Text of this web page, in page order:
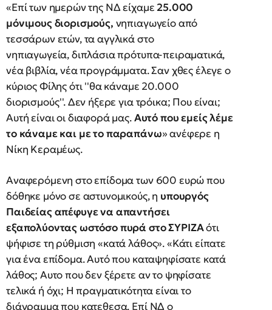
«Επί των ημερών της ΝΔ είχαμε 25.000
μόνιμους διορισμούς, νηπιαγωγείο από
τεσσάρων ετών, τα αγγλικά στο
νηπιαγωγεία, διπλάσια πρότυπα-πειραματικά,
νέα βιβλία, νέα προγράμματα. Σαν χθες έλεγε ο
κύριος Φίλης ότι ''θα κάναμε 20.000
διορισμούς''. Δεν ήξερε για τρόικα; Που είναι;
Αυτή είναι οι διαφορά μας.Αυτό που εμείς λέμε
το κάναμε και με τo παραπάνω» ανέφερε η
Νίκη Κεραμέως.
Αναφερόμενη στο επίδομα των 600 ευρώ που
δόθηκε μόνο σε αστυνομικούς, η υπουργός
Παιδείας απέφυγε να απαντήσει
εξαπολύοντας ωστόσο πυρά στο ΣΥΡΙΖΑότι
ψήφισε τη ρύθμιση «κατά λάθος». «Κάτι είπατε
για ένα επίδομα. Αυτό που καταψηφίσατε κατά
λάθος; Αυτο που δεν ξέρετε αν το ψηφίσατε
τελικά ή όχι; Η πραγματικότητα είναι το
διάγραμμα που κατεθεσα. Επί ΝΔ ο